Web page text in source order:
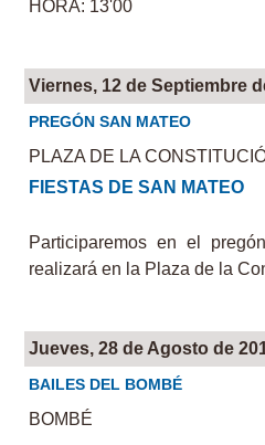
HORA: 13'00
Viernes, 12 de Septiembre
PREGÓN SAN MATEO
PLAZA DE LA
FIESTAS DE SAN MATEO
Participaremos en el
realizará en la Plaza de la
Jueves, 28 de Agosto de
BAILES DEL BOMBÉ
BOMBÉ